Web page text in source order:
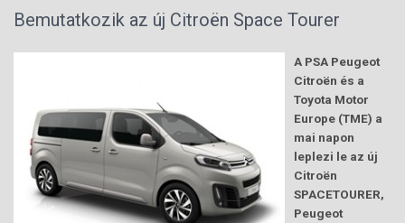
Bemutatkozik az új Citroën Space Tourer
A PSA Peugeot
Citroën és a
Toyota Motor
Europe (TME) a
mai napon
leplezi le az új
Citroën
SPACETOURER,
Peugeot